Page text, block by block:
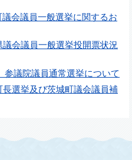
会議員一般選挙に関するお
会議員一般選挙投開票状況
議院議員通常選挙について
選挙及び茨城町議会議員補